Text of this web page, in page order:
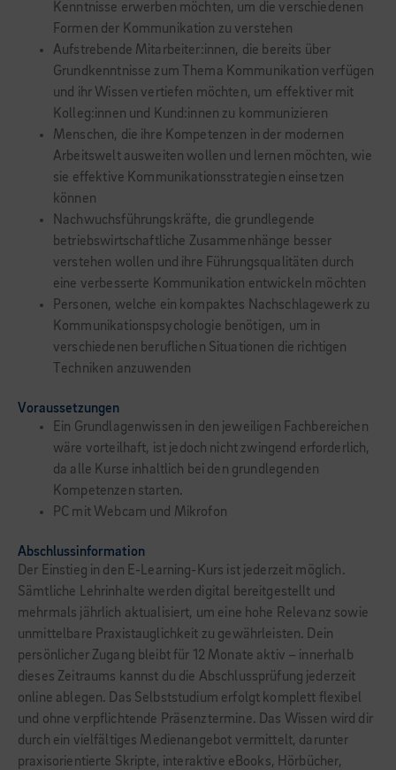
Kenntnisse erwerben möchten, um die verschiedenen
Formen der Kommunikation zu verstehen
Aufstrebende Mitarbeiter:innen, die bereits über
Grundkenntnisse zum Thema Kommunikation verfügen
und ihr Wissen vertiefen möchten, um effektiver mit
Kolleg:innen und Kund:innen zu kommunizieren
Menschen, die ihre Kompetenzen in der modernen
Arbeitswelt ausweiten wollen und lernen möchten, wie
sie effektive Kommunikationsstrategien einsetzen
können
Nachwuchsführungskräfte, die grundlegende
betriebswirtschaftliche Zusammenhänge besser
verstehen wollen und ihre Führungsqualitäten durch
eine verbesserte Kommunikation entwickeln möchten
Personen, welche ein kompaktes Nachschlagewerk zu
Kommunikationspsychologie benötigen, um in
verschiedenen beruflichen Situationen die richtigen
Techniken anzuwenden
Voraussetzungen
Ein Grundlagenwissen in den jeweiligen Fachbereichen
wäre vorteilhaft, ist jedoch nicht zwingend erforderlich,
da alle Kurse inhaltlich bei den grundlegenden
Kompetenzen starten.
PC mit Webcam und Mikrofon
Abschlussinformation
Der Einstieg in den E-Learning-Kurs ist jederzeit möglich.
Sämtliche Lehrinhalte werden digital bereitgestellt und
mehrmals jährlich aktualisiert, um eine hohe Relevanz sowie
unmittelbare Praxistauglichkeit zu gewährleisten. Dein
persönlicher Zugang bleibt für 12 Monate aktiv – innerhalb
dieses Zeitraums kannst du die Abschlussprüfung jederzeit
online ablegen. Das Selbststudium erfolgt komplett flexibel
und ohne verpflichtende Präsenztermine. Das Wissen wird dir
durch ein vielfältiges Medienangebot vermittelt, darunter
praxisorientierte Skripte, interaktive eBooks, Hörbücher,